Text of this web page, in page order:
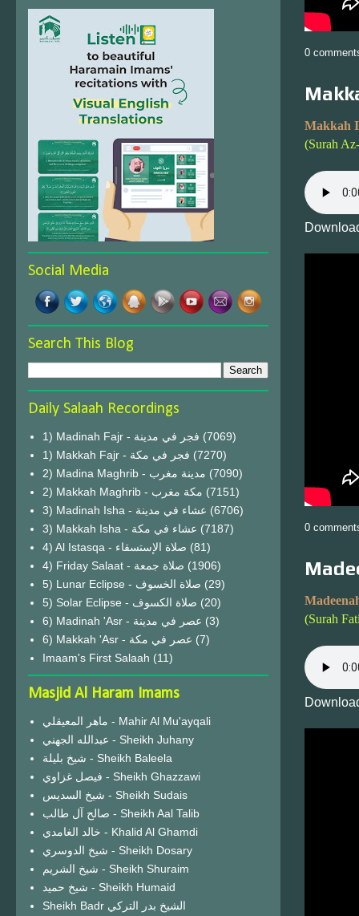
0
Makkah
(Surah
0
(Surah
Social Media
Search This Blog
Daily Salaah Recordings
1) Madinah Fajr - فجر في مدينة (7069)
1) Makkah Fajr - فجر في مكة (7270)
2) Madina Maghrib - مدينة مغرب (7090)
2) Makkah Maghrib - مكة مغرب (7151)
3) Madinah Isha - عشاء في مدينة (6706)
3) Makkah Isha - عشاء في مكة (7187)
4) Al Istasqa - صلاة الإستسقاء (81)
4) Friday Salaat - صلاة جمعة (1906)
5) Lunar Eclipse - صلاة الخسوف (29)
(20)
6) Madinah 'Asr - عصر في مدينة (3)
6) Makkah 'Asr - عصر في مكة (7)
Imaam's First Salaah (11)
Masjid Al Haram Imams
ماهر المعيقلي - Mahir Al Mu'ayqali
عبدالله الجهني - Sheikh Juhany
شيخ بليلة - Sheikh Baleela
فيصل غزاوي - Sheikh Ghazzawi
شيخ السديس - Sheikh Sudais
صالح آل طالب - Sheikh Aal Talib
خالد الغامدي - Khalid Al Ghamdi
شيخ الدوسري - Sheikh Dosary
شيخ الشريم - Sheikh Shuraim
شيخ حميد - Sheikh Humaid
Sheikh Badr الشيخ بدر التركي